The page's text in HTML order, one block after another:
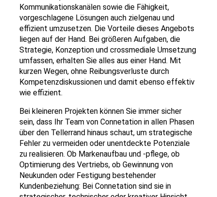
Kommunikationskanälen sowie die Fähigkeit,
vorgeschlagene Lösungen auch zielgenau und
effizient umzusetzen. Die Vorteile dieses Angebots
liegen auf der Hand. Bei größeren Aufgaben, die
Strategie, Konzeption und crossmediale Umsetzung
umfassen, erhalten Sie alles aus einer Hand. Mit
kurzen Wegen, ohne Reibungsverluste durch
Kompetenzdiskussionen und damit ebenso effektiv
wie effizient.
Bei kleineren Projekten können Sie immer sicher
sein, dass Ihr Team von Connetation in allen Phasen
über den Tellerrand hinaus schaut, um strategische
Fehler zu vermeiden oder unentdeckte Potenziale
zu realisieren. Ob Markenaufbau und -pflege, ob
Optimierung des Vertriebs, ob Gewinnung von
Neukunden oder Festigung bestehender
Kundenbeziehung: Bei Connetation sind sie in